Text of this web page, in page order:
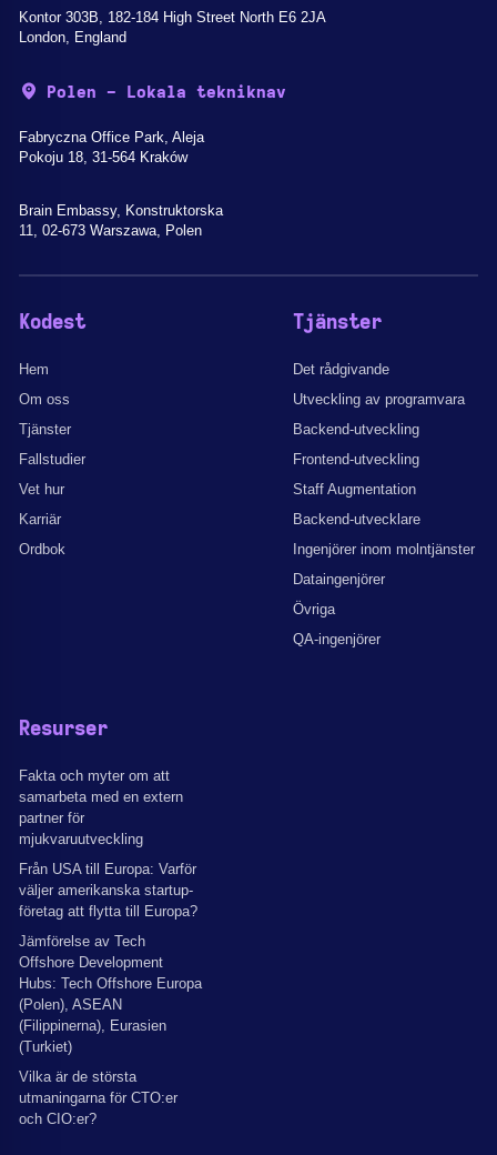
Kontor 303B, 182-184 High Street North E6 2JA
London, England
Polen - Lokala tekniknav
Fabryczna Office Park, Aleja
Pokoju 18, 31-564 Kraków
Brain Embassy, Konstruktorska
11, 02-673 Warszawa, Polen
Kodest
Hem
Om oss
Tjänster
Fallstudier
Vet hur
Karriär
Ordbok
Tjänster
Det rådgivande
Utveckling av programvara
Backend-utveckling
Frontend-utveckling
Staff Augmentation
Backend-utvecklare
Ingenjörer inom molntjänster
Dataingenjörer
Övriga
QA-ingenjörer
Resurser
Fakta och myter om att
samarbeta med en extern
partner för
mjukvaruutveckling
Från USA till Europa: Varför
väljer amerikanska startup-
företag att flytta till Europa?
Jämförelse av Tech
Offshore Development
Hubs: Tech Offshore Europa
(Polen), ASEAN
(Filippinerna), Eurasien
(Turkiet)
Vilka är de största
utmaningarna för CTO:er
och CIO:er?